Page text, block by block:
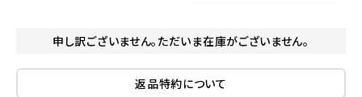
申し訳ございません。ただいま在庫がございません。
返品特約について